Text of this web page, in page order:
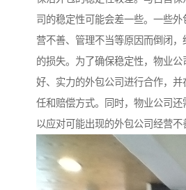
司的稳定性可能会差一些。一些
营不善、管理不当等原因而倒闭
的损失。为了确保稳定性，物业公
好、实力的外包公司进行合作，
任和赔偿方式。同时，物业公司还
以应对可能出现的外包公司经营不